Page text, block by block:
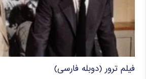
فیلم ترور (دوبله فارسی)